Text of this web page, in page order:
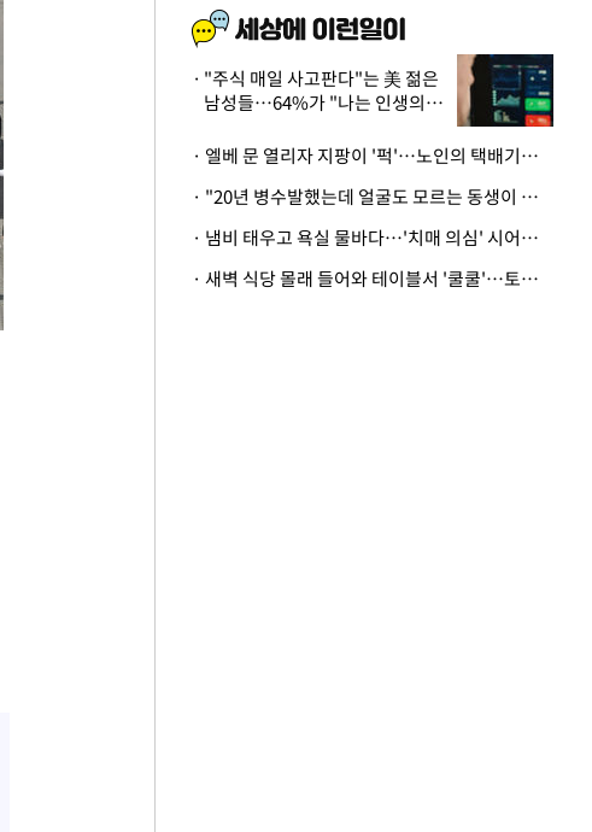
"주식 매일 사고판다"는 美 젊은
남성들…64%가 "나는 인생의
· 엘베 문 열리자 지팡이 '퍽'…노인의 택배기사 폭행 이유
· "20년 병수발했는데 얼굴도 모르는 동생이 유산 절반을"…배다른 형제 상속권 있을까
· 냄비 태우고 욕실 물바다…'치매 의심' 시어머니 검사 권유했다가 '날벼락'
· 새벽 식당 몰래 들어와 테이블서 '쿨쿨'…토사물 남기고 사라진 남성